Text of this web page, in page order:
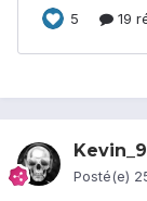
Posté(e)